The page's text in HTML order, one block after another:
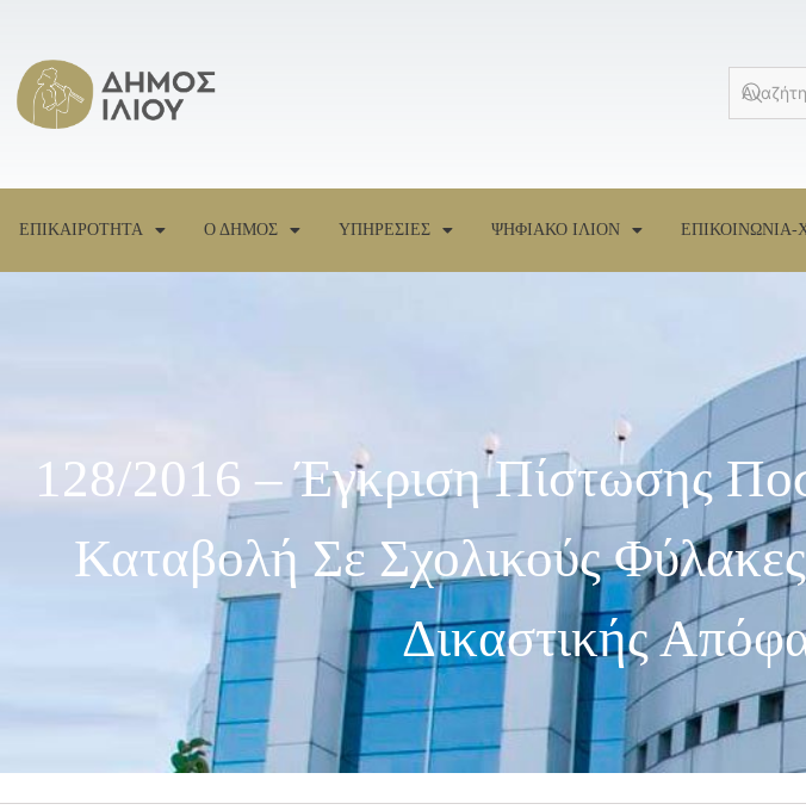
ΕΠΙΚΑΙΡΟΤΗΤΑ Ο ΔΗΜΟΣ ΥΠΗΡΕΣΙΕΣ ΨΗΦΙΑΚΟ ΙΛΙΟΝ ΕΠΙΚΟΙΝΩΝΙΑ-
128/2016 – Έγκριση Πίστωσης
Καταβολή Σε Σχολικούς Φύλακες
Δικαστικής